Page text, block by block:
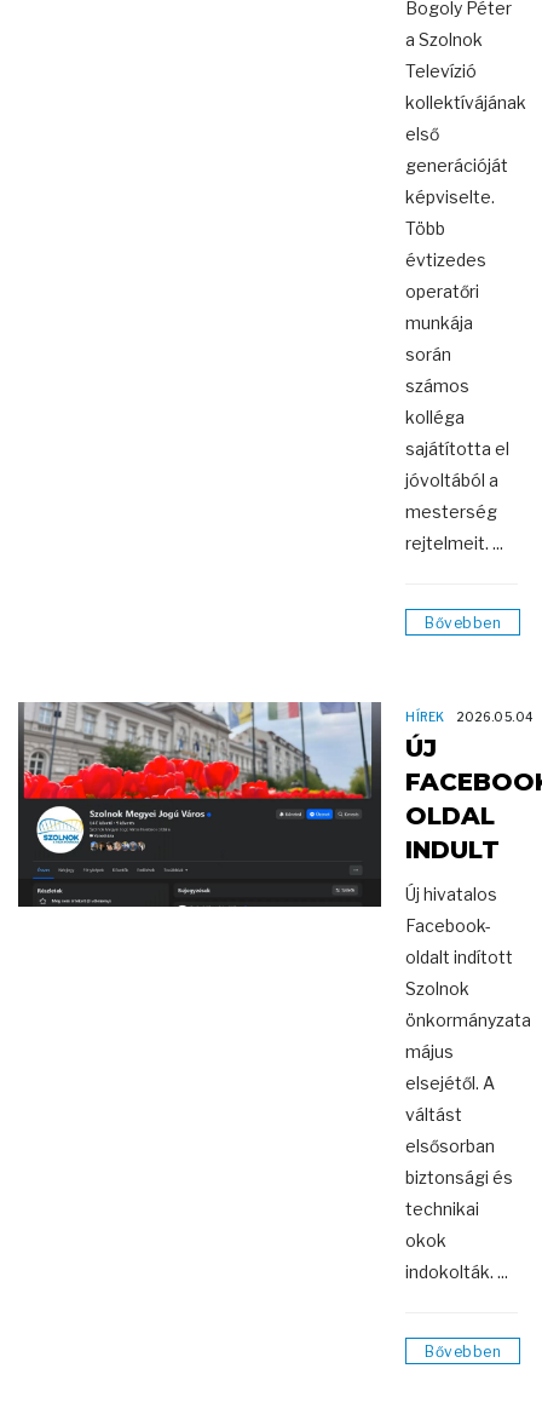
Bogoly Péter
a Szolnok
Televízió
kollektívájának
első
generációját
képviselte.
Több
évtizedes
operatőri
munkája
során
számos
kolléga
sajátította el
jóvoltából a
mesterség
rejtelmeit. ...
Bővebben
HÍREK 2026.05.04
ÚJ
OLDAL
INDULT
Új hivatalos
Facebook-
oldalt indított
Szolnok
önkormányzata
május
elsejétől. A
váltást
elsősorban
biztonsági és
technikai
okok
indokolták. ...
Bővebben